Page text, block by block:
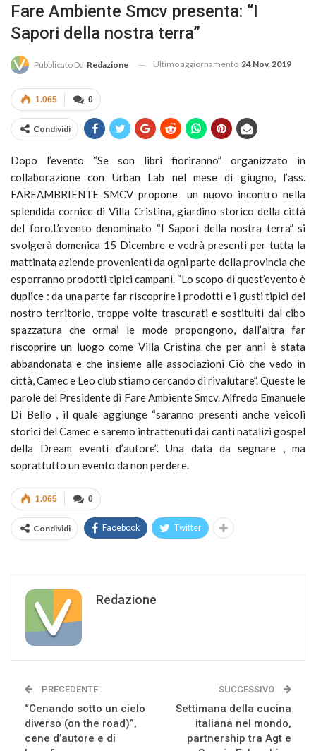
Fare Ambiente Smcv presenta: “I
Sapori della nostra terra”
Pubblicato Da Redazione Ultimo aggiornamento 24 Nov, 2019
0
1.065
Condividi
Dopo l’evento “Se son libri fioriranno” organizzato in
collaborazione con Urban Lab nel mese di giugno, l’ass.
FAREAMBRIENTE SMCV propone un nuovo incontro nella
splendida cornice di Villa Cristina, giardino storico della città
del foro.L’evento denominato “I Sapori della nostra terra” si
svolgerà domenica 15 Dicembre e vedrà presenti per tutta la
mattinata aziende provenienti da ogni parte della provincia che
esporranno prodotti tipici campani. “Lo scopo di quest’evento è
duplice : da una parte far riscoprire i prodotti e i gusti tipici del
nostro territorio, troppe volte trascurati e sostituiti dal cibo
spazzatura che ormai le mode propongono, dall’altra far
riscoprire un luogo come Villa Cristina che per anni è stata
abbandonata e che insieme alle associazioni Ciò che vedo in
città, Camec e Leo club stiamo cercando di rivalutare”. Queste le
parole del Presidente di Fare Ambiente Smcv. Alfredo Emanuele
Di Bello , il quale aggiunge “saranno presenti anche veicoli
storici del Camec e saremo intrattenuti dai canti natalizi gospel
della Dream eventi d’autore”. Una data da segnare , ma
soprattutto un evento da non perdere.
0
1.065
Condividi Facebook Twitter
Redazione
PRECEDENTE
“Cenando sotto un cielo
diverso (on the road)”,
cene d’autore e di
SUCCESSIVO
Settimana della cucina
italiana nel mondo,
partnership tra Agt e